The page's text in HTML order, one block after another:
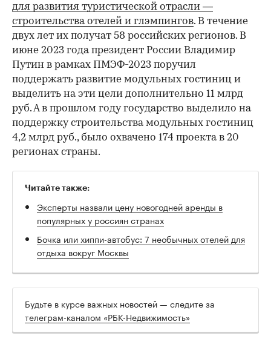
00:00 / 00:00
для развития туристической отрасли —
строительства отелей и глэмпингов. В течение
двух лет их получат 58 российских регионов. В
июне 2023 года президент России Владимир
Путин в рамках ПМЭФ-2023 поручил
поддержать развитие модульных гостиниц и
выделить на эти цели дополнительно 11 млрд
руб. А в прошлом году государство выделило на
поддержку строительства модульных гостиниц
4,2 млрд руб., было охвачено 174 проекта в 20
регионах страны.
Читайте также:
Эксперты назвали цену новогодней аренды в
популярных у россиян странах
Бочка или хиппи-автобус: 7 необычных отелей для
отдыха вокруг Москвы
Будьте в курсе важных новостей — следите за
телеграм-каналом «РБК-Недвижимость»